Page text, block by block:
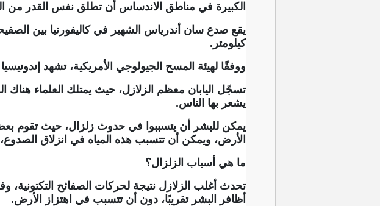
الكبيرة في مناطق الاندساس أن تطلق نفس القدر من
كيلومتر.
ووفقًا لهيئة المسح الجيولوجي الأمريكية، تشهد
تسجّل اليابان معظم الزلازل، حيث يمتلك العلماء هناك
يشعر بها الناس.
يمكن للبشر أن يتسببوا في حدوث زلزال، حيث تقوم
الأرض، ويمكن أن تتسبب هذه المياه في انزلاق
ما هي أسباب الزلزال؟
تحدث أغلب الزلازل نتيجة لحركات الصفائح
أظافر البشر تقريبًا، دون أن تتسبب في اهتزاز الأرض.